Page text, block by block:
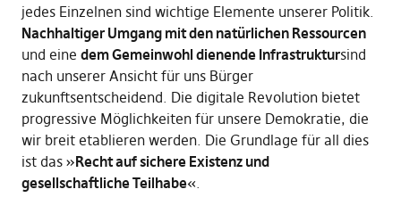
jedes Einzelnen sind wichtige Elemente unserer Politik.
Nachhaltiger Umgang mit den natürlichen Ressourcen
und eine dem Gemeinwohl dienende Infrastruktursind
nach unserer Ansicht für uns Bürger
zukunftsentscheidend. Die digitale Revolution bietet
progressive Möglichkeiten für unsere Demokratie, die
wir breit etablieren werden. Die Grundlage für all dies
ist das »Recht auf sichere Existenz und
gesellschaftliche Teilhabe«.